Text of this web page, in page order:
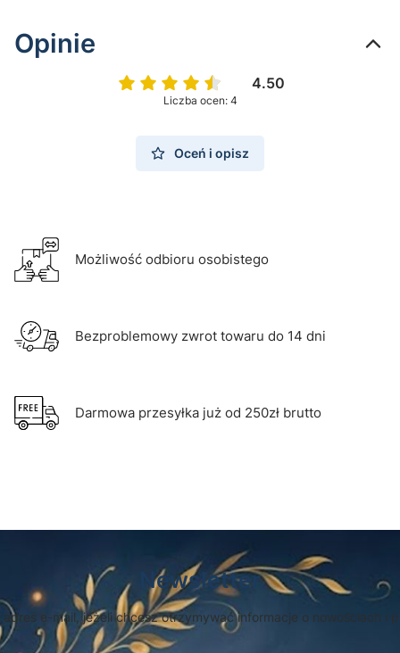
Opinie
4.50
Liczba ocen: 4
Oceń i opisz
Możliwość odbioru osobistego
Bezproblemowy zwrot towaru do 14 dni
Darmowa przesyłka już od 250zł brutto
Newsletter
adres e-mail, jeżeli chcesz otrzymywać informacje o nowościach i